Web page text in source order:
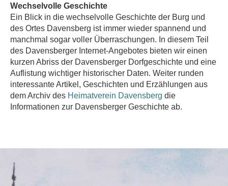
Wechselvolle Geschichte
Ein Blick in die wechselvolle Geschichte der Burg und
des Ortes Davensberg ist immer wieder spannend und
manchmal sogar voller Überraschungen. In diesem Teil
des Davensberger Internet-Angebotes bieten wir einen
kurzen Abriss der Davensberger Dorfgeschichte und eine
Auflistung wichtiger historischer Daten. Weiter runden
interessante Artikel, Geschichten und Erzählungen aus
dem Archiv des Heimatverein Davensberg die
Informationen zur Davensberger Geschichte ab.